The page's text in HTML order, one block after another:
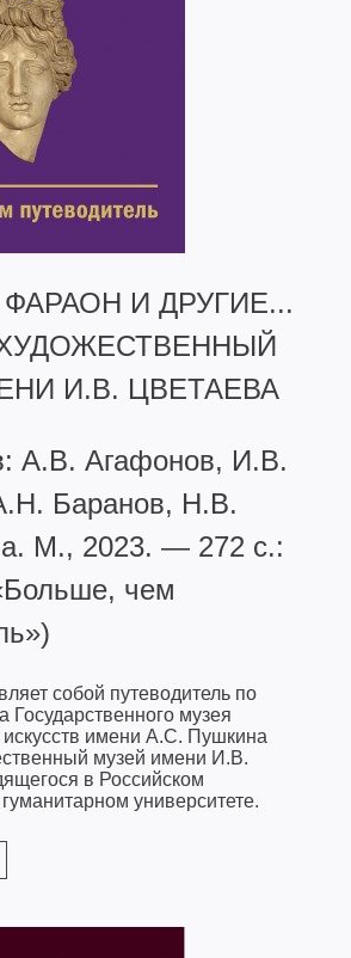
И ДРУГИЕ...
И.В. ЦВЕТАЕВА
А.В. Агафонов, И.В.
Баранов, Н.В.
М., 2023. — 272 с.:
чем
собой путеводитель по
Государственного музея
искусств имени А.С. Пушкина
музей имени И.В.
в Российском
университете.